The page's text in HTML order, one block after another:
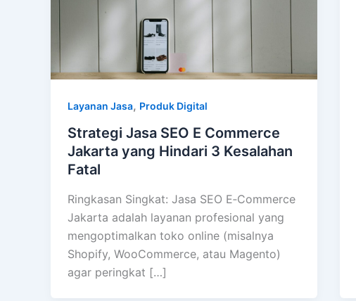
Layanan Jasa, Produk Digital
Strategi Jasa SEO E Commerce
Jakarta yang Hindari 3 Kesalahan
Fatal
Ringkasan Singkat: Jasa SEO E‑Commerce
Jakarta adalah layanan profesional yang
mengoptimalkan toko online (misalnya
Shopify, WooCommerce, atau Magento)
agar peringkat […]